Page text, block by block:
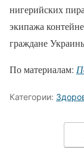
нигерийских
экипажа
граждане
По материалам:
Категории: